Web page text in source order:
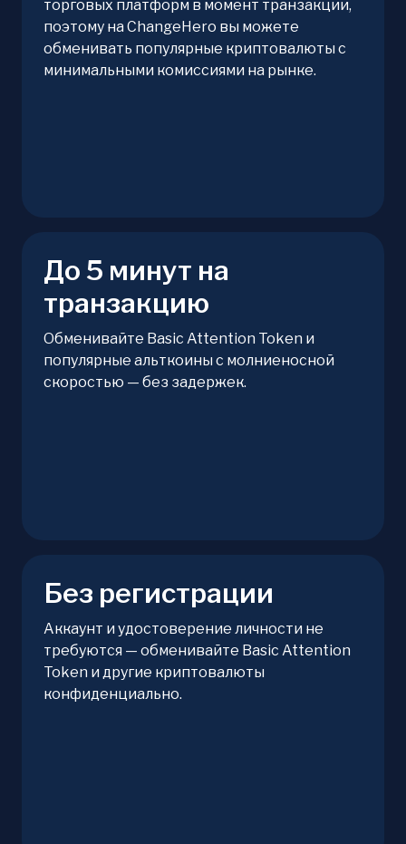
торговых платформ в момент транзакции,
поэтому на ChangeHero вы можете
обменивать популярные криптовалюты с
минимальными комиссиями на рынке.
До 5 минут на
транзакцию
Обменивайте Basic Attention Token и
популярные альткоины с молниеносной
скоростью — без задержек.
Без регистрации
Аккаунт и удостоверение личности не
требуются — обменивайте Basic Attention
Token и другие криптовалюты
конфиденциально.